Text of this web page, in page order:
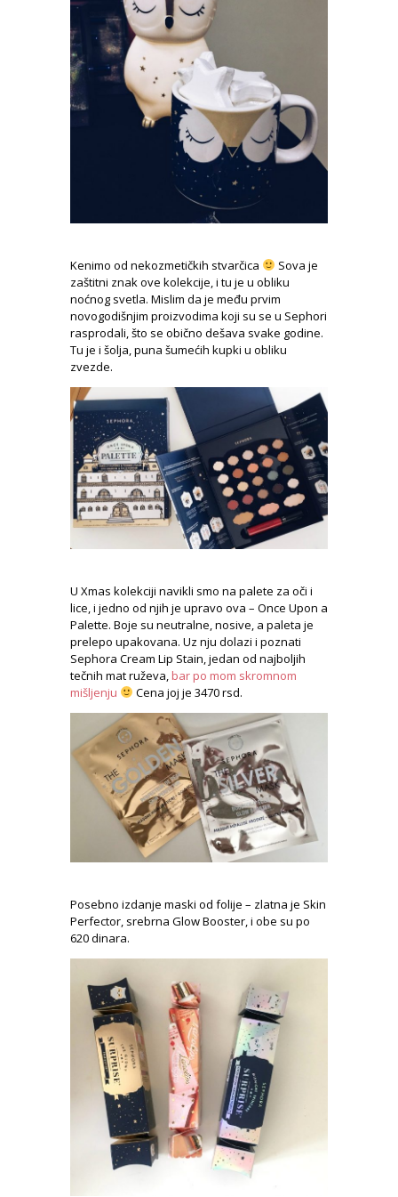
Kenimo od nekozmetičkih stvarčica
Sova je
zaštitni znak ove kolekcije, i tu je u obliku
noćnog svetla. Mislim da je među prvim
novogodišnjim proizvodima koji su se u Sephori
rasprodali, što se obično dešava svake godine.
Tu je i šolja, puna šumećih kupki u obliku
zvezde.
U Xmas kolekciji navikli smo na palete za oči i
lice, i jedno od njih je upravo ova – Once Upon a
Palette. Boje su neutralne, nosive, a paleta je
prelepo upakovana. Uz nju dolazi i poznati
Sephora Cream Lip Stain, jedan od najboljih
tečnih mat ruževa,bar po mom skromnom
mišljenju
Cena joj je 3470 rsd.
Posebno izdanje maski od folije – zlatna je Skin
Perfector, srebrna Glow Booster, i obe su po
620 dinara.